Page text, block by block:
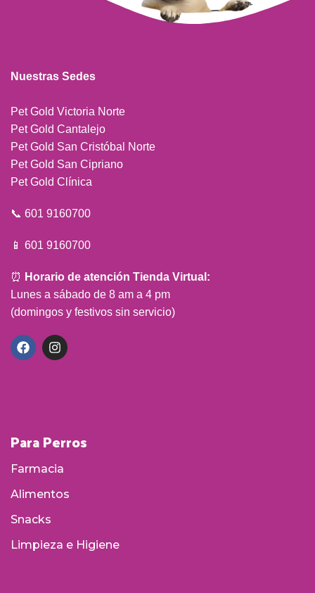
Nuestras Sedes
Pet Gold Victoria Norte
Pet Gold Cantalejo
Pet Gold San Cristóbal Norte
Pet Gold San Cipriano
Pet Gold Clínica
📞 601 9160700
📱 601 9160700
⏰ Horario de atención Tienda Virtual:
Lunes a sábado de 8 am a 4 pm
(domingos y festivos sin servicio)
Para Perros
Farmacia
Alimentos
Snacks
Limpieza e Higiene